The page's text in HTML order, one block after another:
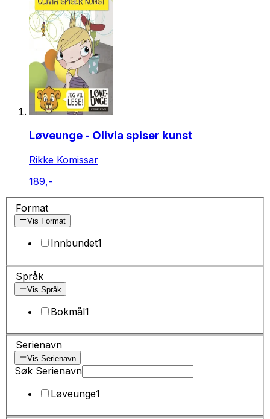
Løveunge - Olivia spiser kunst
Rikke Komissar
189,-
Format
Vis Format
Innbundet1
Språk
Vis Språk
Bokmål1
Serienavn
Vis Serienavn
Søk Serienavn
Løveunge1